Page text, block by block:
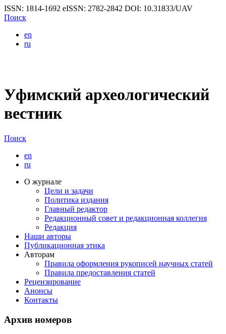
ISSN: 1814-1692 eISSN: 2782-2842 DOI: 10.31833/UAV
Поиск
en
ru
Уфимский археологический
вестник
Поиск
en
ru
О журнале
Цели и задачи
Политика издания
Главный редактор
Редакционный совет и редакционная коллегия
Редакция
Наши авторы
Публикационная этика
Авторам
Правила оформления рукописей научных статей
Правила предоставления статей
Рецензирование
Анонсы
Контакты
Архив номеров